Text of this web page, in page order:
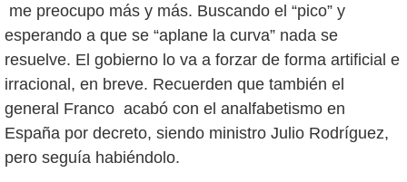
me preocupo más y más. Buscando el “pico” y
esperando a que se “aplane la curva” nada se
resuelve. El gobierno lo va a forzar de forma artificial e
irracional, en breve. Recuerden que también el
general Franco acabó con el analfabetismo en
España por decreto, siendo ministro Julio Rodríguez,
pero seguía habiéndolo.